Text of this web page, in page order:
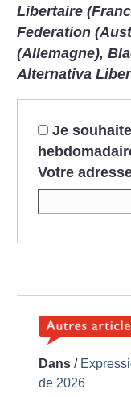
Libertaire
Federation
(Allemagne),
Alternativa
Je
Votre
Dans /
de 2026